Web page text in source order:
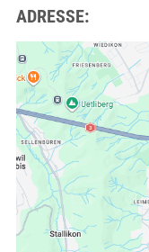
ADRESSE: